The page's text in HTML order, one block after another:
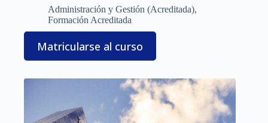
Administración y Gestión (Acreditada),
Formación Acreditada
Matricularse al curso